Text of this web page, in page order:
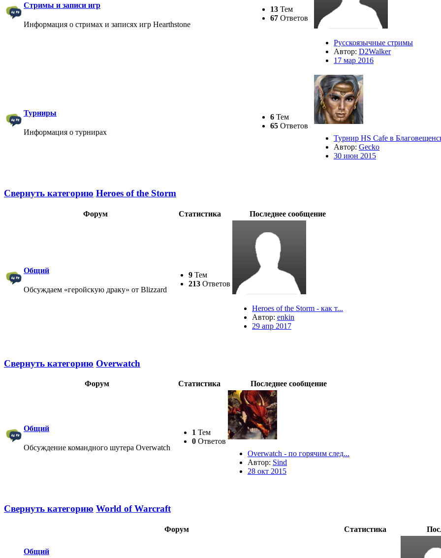
Стримы и записи игр
Информация о стримах и записях игр Hearthstone
13 Тем
67 Ответов
Русскоязычные стримы
Автор: D2Walker
17 мар 2016
Турниры
Информация о турнирах
6 Тем
65 Ответов
Турнир HS Cafe в
Автор: Gecko
30 июн 2015
Свернуть категорию Heroes of the Storm
Форум Статистика Последнее сообщение
Общий
Обсуждаем «геройскую драку» от Blizzard
9 Тем
213 Ответов
Heroes of the Storm - как т...
Автор: enkin
29 апр 2017
Свернуть категорию Overwatch
Форум Статистика Последнее сообщение
Общий
Обсуждение командного шутера Overwatch
1 Тем
0 Ответов
Overwatch - по горячим след...
Автор: Sind
28 окт 2015
Свернуть категорию World of Warcraft
Форум Статистика
Общий